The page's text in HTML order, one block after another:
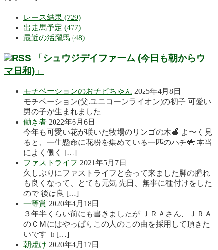
レース結果 (729)
出走馬予定 (477)
最近の活躍馬 (48)
「シュウジデイファーム (今日も朝からウ
マ日和)」
モチベーションのおチビちゃん 2025年4月8日
モチベーション(父.ユニコーンライオン)の初子 可愛い
男の子が生まれました
働き者 2022年6月6日
今年も可愛い花が咲いた牧場のリンゴの木🍎 よ〜く見
ると、一生懸命に花粉を集めている一匹のハチ🐝 本当
によく働く […]
ファストライフ 2021年5月7日
久しぶりにファストライフと会って来ました脚の腫れ
も良くなって、とても元気 先日、無事に種付けをした
ので 後は良 […]
一等賞 2020年4月18日
３年半くらい前にも書きましたが ＪＲＡさん、ＪＲＡ
のＣＭにはやっぱりこの人のこの曲を採用して頂きた
いです h […]
朝焼け 2020年4月17日